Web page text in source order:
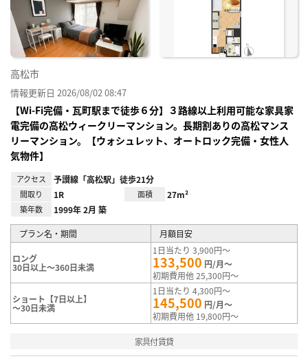
高松市
情報更新日 2026/08/02 08:47
【Wi-Fi完備・瓦町駅まで徒歩６分】３路線以上利用可能な家具家
電完備の高松ウィークリーマンション。長期割ありの高松マンス
リーマンション。【ウォシュレット、オートロック完備・女性人
気物件】
アクセス 予讃線「高松駅」徒歩21分
間取り 1R 面積 27m²
築年数 1999年 2月 築
プラン名・期間 月額目安
ロング
30日以上～360日未満
1日当たり 3,900円～
133,500 円/月～
初期費用他 25,300円～
ショート【7日以上】
～30日未満
1日当たり 4,300円～
145,500 円/月～
初期費用他 19,800円～
家具付賃貸